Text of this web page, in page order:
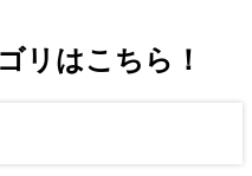
リはこちら！